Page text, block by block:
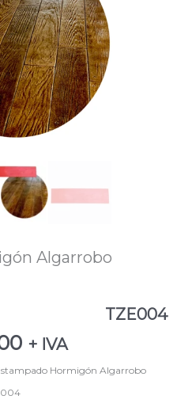
Algarrobo
TZE004
$92.200.
+ IVA
Hormigón Algarrobo